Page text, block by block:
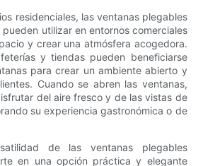
residenciales, las ventanas plegables
utilizar en entornos comerciales
y crear una atmósfera acogedora.
y tiendas pueden beneficiarse
para crear un ambiente abierto y
Cuando se abren las ventanas,
del aire fresco y de las vistas de
su experiencia gastronómica o de
de las ventanas plegables
en una opción práctica y elegante